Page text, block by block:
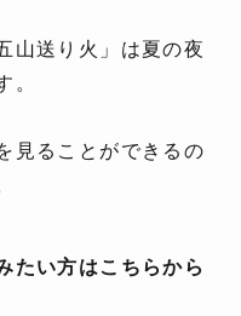
山送り火」は夏の夜
見ることができるの
たい方はこちらから